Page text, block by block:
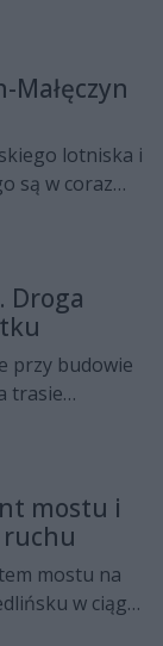
złotych.
Małęczyn
lotniska i
są w coraz
został
Droga
przy budowie
trasie
oddano do
mostu i
mostu na
w ciągu